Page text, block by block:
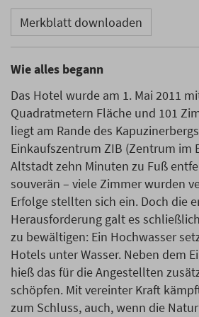
Merkblatt downloaden
Wie alles begann
Das Hotel wurde am 1. Mai 2011
Quadratmetern Fläche und 101
liegt am Rande des
Einkaufszentrum ZIB (Zentrum im
Altstadt zehn Minuten zu Fuß
souverän – viele Zimmer wurden
Erfolge stellten sich ein. Doch die
Herausforderung galt es
zu bewältigen: Ein Hochwasser
Hotels unter Wasser. Neben dem
hieß das für die Angestellten
schöpfen. Mit vereinter Kraft
zum Schluss, auch, wenn die